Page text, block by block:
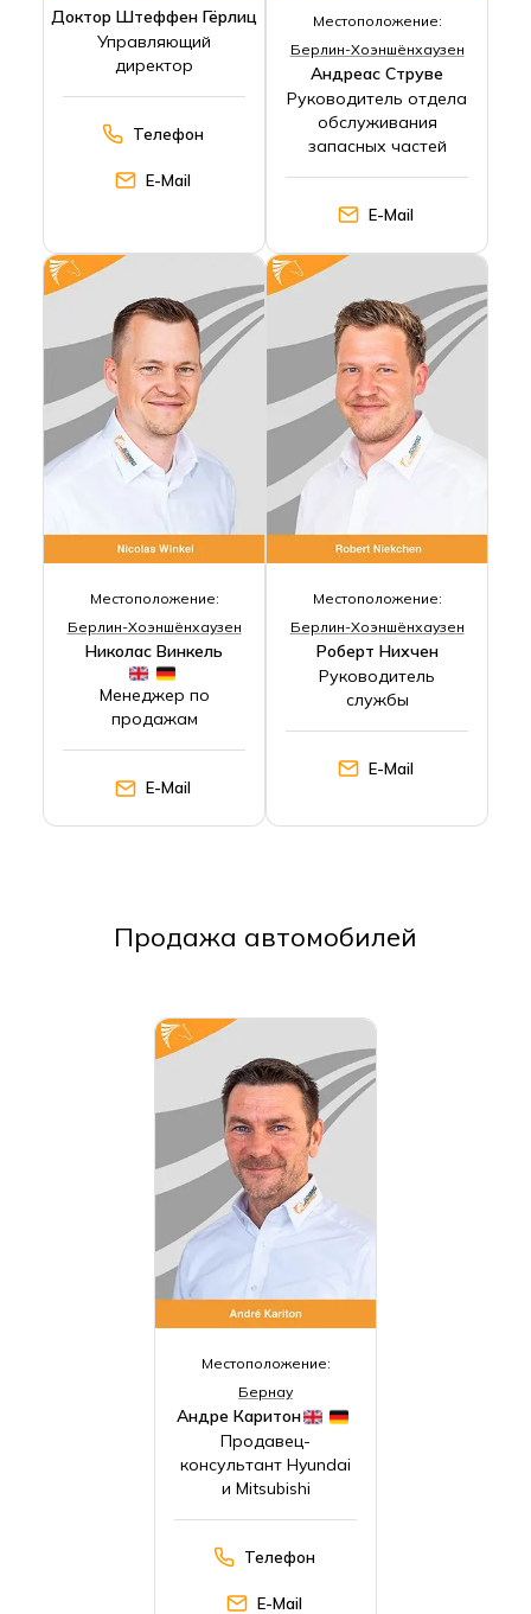
Доктор Штеффен Гёрлиц
Управляющий
директор
Телефон
E-Mail
Местоположение:
Берлин-Хоэншёнхаузен
Андреас Струве
Руководитель отдела
обслуживания
запасных частей
E-Mail
Местоположение:
Берлин-Хоэншёнхаузен
Николас Винкель
Менеджер по
продажам
E-Mail
Местоположение:
Берлин-Хоэншёнхаузен
Роберт Нихчен
Руководитель
службы
E-Mail
Продажа автомобилей
Местоположение:
Бернау
Андре Каритон
Продавец-
консультант Hyundai
и Mitsubishi
Телефон
E-Mail